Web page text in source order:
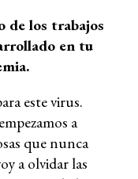
de los trabajos
en tu
este virus.
a
que nunca
a olvidar las